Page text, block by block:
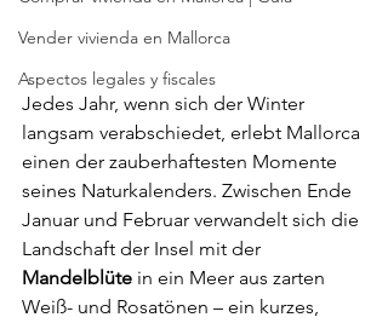
Vender vivienda en Mallorca
Aspectos legales y fiscales
Jedes Jahr, wenn sich der Winter
langsam verabschiedet, erlebt Mallorca
einen der zauberhaftesten Momente
seines Naturkalenders. Zwischen Ende
Januar und Februar verwandelt sich die
Landschaft der Insel mit der
Mandelblüte in ein Meer aus zarten
Weiß- und Rosatönen – ein kurzes,